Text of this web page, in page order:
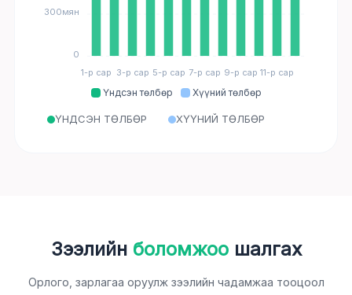
Үндсэн төлбөр Хүүний төлбөр
1-р сар 3-р сар 5-р сар 7-р сар 9-р сар 11-р сар
300мян
0
ҮНДСЭН ТӨЛБӨР ХҮҮНИЙ ТӨЛБӨР
Зээлийн боломжоо шалгах
Орлого, зарлагаа оруулж зээлийн чадамжаа тооцоол